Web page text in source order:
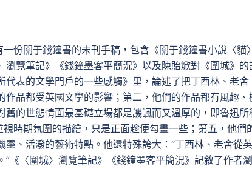
一份關于錢鐘書的未刊手稿，包含《關于錢鐘書小說〈貓
覽筆記》《錢鐘墨客平簡況》以及陳貽焮對《圍城》的
代表的文學門戶的一些感觸》里，論述了把丁西林、老
品都受英國文學的影響；第二，他們的作品都有風趣、
的世態情面最基礎立場都是譏諷而又溫厚的，即魯迅
時期氛圍的描繪，只是正面趁便勾畫一些；第五，他們
、活潑的藝術特點。他還特殊誇大：“丁西林、老舍從
《〈圍城〉瀏覽筆記》《錢鐘墨客平簡況》記敘了作者